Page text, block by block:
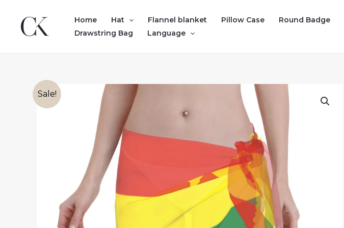
content
Home Hat Flannel blanket Pillow Case Round Badge
Drawstring Bag
Language
Sale!